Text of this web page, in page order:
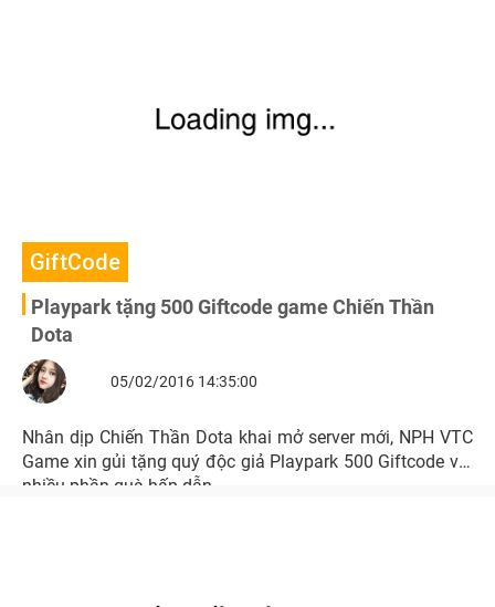
GiftCode
Playpark tặng 500 Giftcode game Chiến Thần
Dota
05/02/2016 14:35:00
Nhân dịp Chiến Thần Dota khai mở server mới, NPH VTC
Game xin gủi tặng quý độc giả Playpark 500 Giftcode với
nhiều phần quà hấp dẫn.